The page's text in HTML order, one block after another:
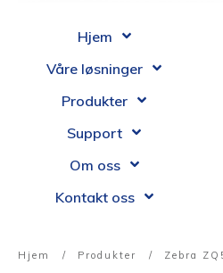
Hjem
Våre løsninger
Produkter
Support
Om oss
Kontakt oss
Hjem / Produkter /